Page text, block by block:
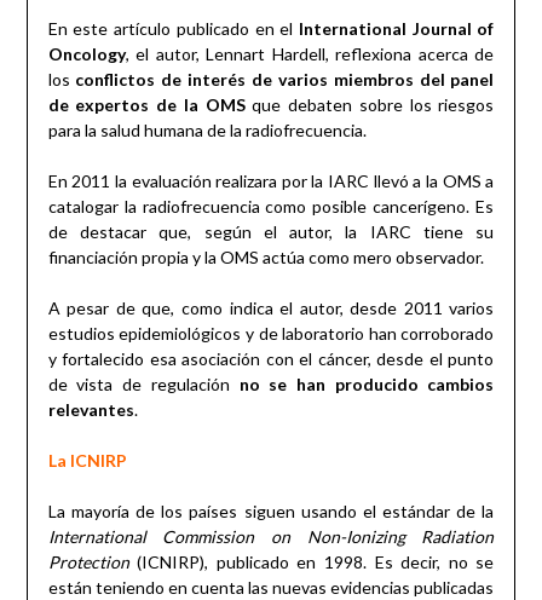
En este artículo publicado en el International Journal of
Oncology, el autor, Lennart Hardell, reflexiona acerca de
los conflictos de interés de varios miembros del panel
de expertos de la OMSque debaten sobre los riesgos
para la salud humana de la radiofrecuencia.
En 2011 la evaluación realizara por la IARC llevó a la OMS a
catalogar la radiofrecuencia como posible cancerígeno. Es
de destacar que, según el autor, la IARC tiene su
financiación propia y la OMS actúa como mero observador.
A pesar de que, como indica el autor, desde 2011 varios
estudios epidemiológicos y de laboratorio han corroborado
y fortalecido esa asociación con el cáncer, desde el punto
de vista de regulación no se han producido cambios
relevantes.
La ICNIRP
La mayoría de los países siguen usando el estándar de la
International Commission on Non-Ionizing Radiation
Protection(ICNIRP), publicado en 1998. Es decir, no se
están teniendo en cuenta las nuevas evidencias publicadas